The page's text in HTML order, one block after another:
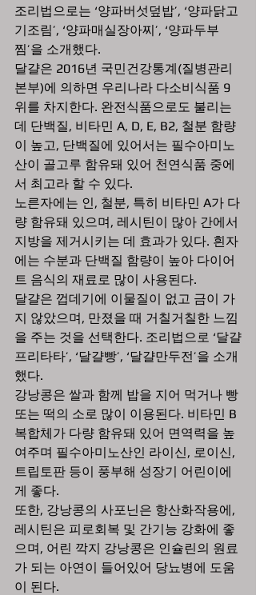
조리법으로는 ‘양파버섯덮밥’, ‘양파닭고
기조림’, ‘양파매실장아찌’, ‘양파두부
찜’을 소개했다.
달걀은 2016년 국민건강통계(질병관리
본부)에 의하면 우리나라 다소비식품 9
위를 차지한다. 완전식품으로도 불리는
데 단백질, 비타민 A, D, E, B2, 철분 함량
이 높고, 단백질에 있어서는 필수아미노
산이 골고루 함유돼 있어 천연식품 중에
서 최고라 할 수 있다.
노른자에는 인, 철분, 특히 비타민 A가 다
량 함유돼 있으며, 레시틴이 많아 간에서
지방을 제거시키는 데 효과가 있다. 흰자
에는 수분과 단백질 함량이 높아 다이어
트 음식의 재료로 많이 사용된다.
달걀은 껍데기에 이물질이 없고 금이 가
지 않았으며, 만졌을 때 거칠거칠한 느낌
을 주는 것을 선택한다. 조리법으로 ‘달걀
프리타타’, ‘달걀빵’, ‘달걀만두전’을 소개
했다.
강낭콩은 쌀과 함께 밥을 지어 먹거나 빵
또는 떡의 소로 많이 이용된다. 비타민 B
복합체가 다량 함유돼 있어 면역력을 높
여주며 필수아미노산인 라이신, 로이신,
트립토판 등이 풍부해 성장기 어린이에
게 좋다.
또한, 강낭콩의 사포닌은 항산화작용에,
레시틴은 피로회복 및 간기능 강화에 좋
으며, 어린 깍지 강낭콩은 인슐린의 원료
가 되는 아연이 들어있어 당뇨병에 도움
이 된다.